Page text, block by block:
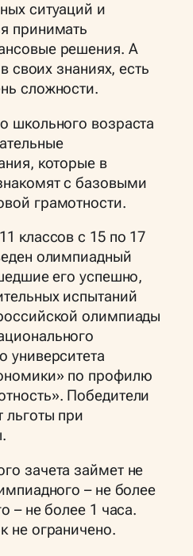
ситуаций и
принимать
решения. А
своих знаниях, есть
сложности.
школьного возраста
которые в
с базовыми
грамотности.
классов с 15 по 17
олимпиадный
его успешно,
испытаний
олимпиады
университета
по профилю
Победители
льготы при
зачета займет не
– не более
– не более 1 часа.
не ограничено.